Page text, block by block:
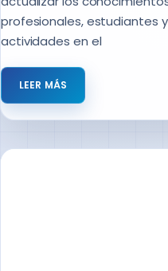
profesionales, estudiantes
actividades en el
LEER MÁS